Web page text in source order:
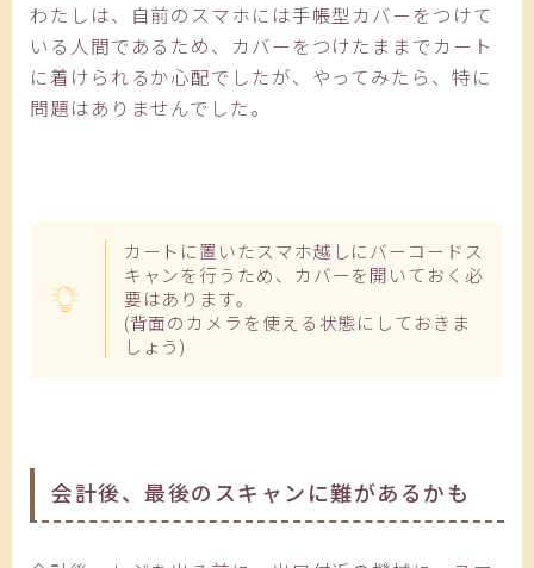
わたしは、自前のスマホには手帳型カバーをつけて
いる人間であるため、カバーをつけたままでカート
に着けられるか心配でしたが、やってみたら、特に
問題はありませんでした。
カートに置いたスマホ越しにバーコードス
キャンを行うため、カバーを開いておく必
要はあります。
(背面のカメラを使える状態にしておきま
しょう)
会計後、最後のスキャンに難があるかも